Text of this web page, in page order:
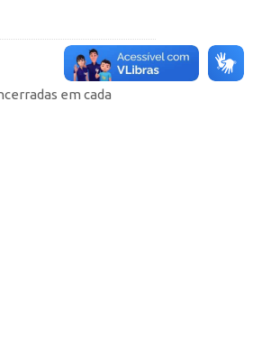
em cada